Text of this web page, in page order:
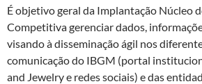
É objetivo geral da Implantação Núcleo
Competitiva gerenciar dados,
visando à disseminação ágil nos
comunicação do IBGM (portal
and Jewelry e redes sociais) e das